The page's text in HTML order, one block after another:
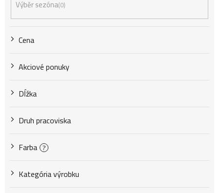
o
d
u
k
Výběr sezóna 0
Cena
Akciové ponuky
Dĺžka
Druh pracoviska
Farba ?
Kategória výrobku